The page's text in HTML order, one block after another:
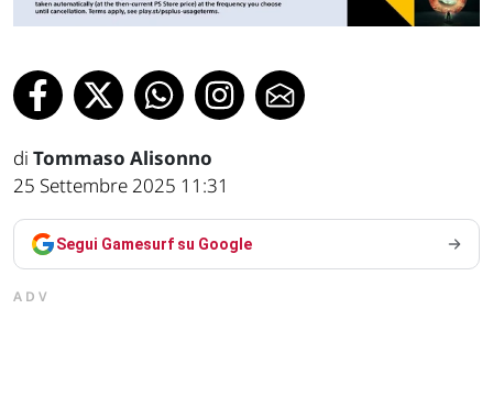
di Tommaso Alisonno
25 Settembre 2025 11:31
Segui Gamesurf su Google
ADV